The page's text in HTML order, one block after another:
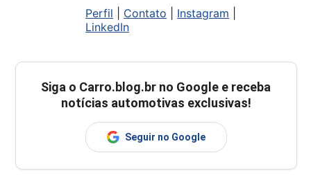
Perfil Contato Instagram
LinkedIn
Siga o Carro.blog.br no Google e receba
notícias automotivas exclusivas!
Seguir no Google